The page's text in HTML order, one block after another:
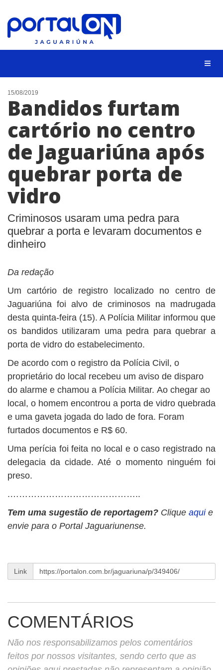
NOTÍCIAS
LISTA DIGITAL
CONTATO
ANUNCIE
BUSCAR
15/08/2019
Bandidos furtam
cartório no centro
de Jaguariúna após
quebrar porta de
vidro
Criminosos usaram uma pedra para
quebrar a porta e levaram documentos e
dinheiro
Da redação
Um cartório de registro localizado no centro de
Jaguariúna foi alvo de criminosos na madrugada
desta quinta-feira (15). A Polícia Militar informou que
os bandidos utilizaram uma pedra para quebrar a
porta de vidro do estabelecimento.
De acordo com o registro da Polícia Civil, o
proprietário do local recebeu um aviso de disparo
do alarme e chamou a Polícia Militar. Ao chegar ao
local, o homem encontrou a porta de vidro quebrada
e uma gaveta jogada do lado de fora. Foram
furtados documentos e R$ 60.
Uma perícia foi feita no local e o caso registrado na
delegacia da cidade. Até o momento ninguém foi
preso.
.……………………………………..
Tem uma sugestão de reportagem? Clique aqui e
envie para o Portal Jaguariunense.
Link
COMENTÁRIOS
Não nos responsabilizamos pelos comentários
feitos por nossos visitantes, sendo certo que as